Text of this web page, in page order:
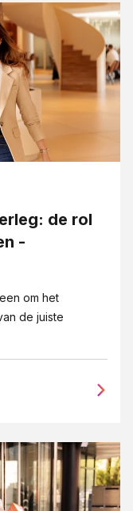
de rol
-
om het
de juiste